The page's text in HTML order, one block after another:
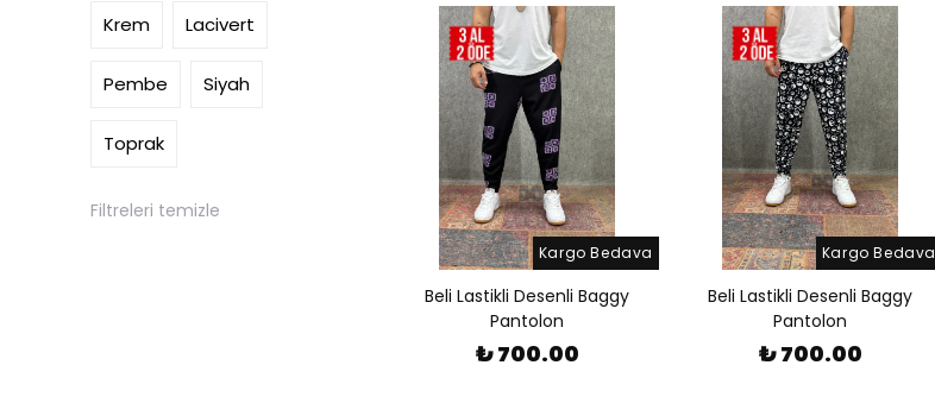
Krem Lacivert
Pembe Siyah
Toprak
Filtreleri temizle
Kargo Bedava
Beli Lastikli Desenli Baggy
Pantolon
₺ 700.00
Kargo Bedava
Beli Lastikli Desenli Baggy
Pantolon
₺ 700.00